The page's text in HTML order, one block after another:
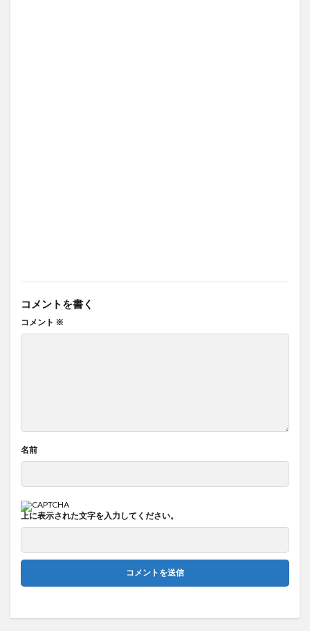
コメントを書く
コメント ※
名前
上に表示された文字を入力してください。